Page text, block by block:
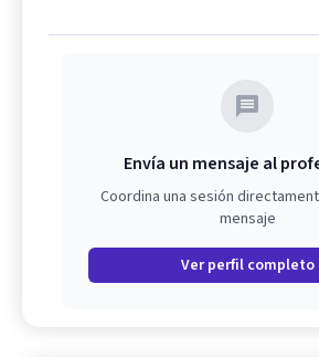
Envía un mensaje al
Coordina una sesión
mensaje
Ver perfil completo